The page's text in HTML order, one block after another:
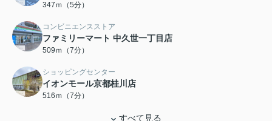
347ｍ（5分）
コンビニエンスストア
ファミリーマート 中久世一丁目店
509ｍ（7分）
ショッピングセンター
イオンモール京都桂川店
516ｍ（7分）
すべて見る